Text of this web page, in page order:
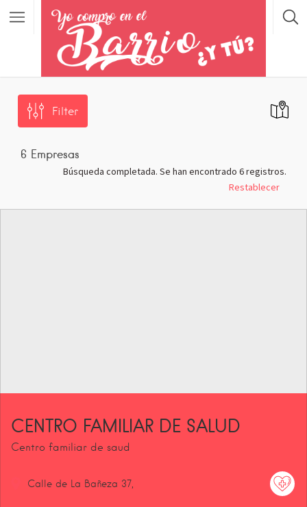
Filter
6 Empresas
Búsqueda completada. Se han encontrado 6 registros.
Restablecer
CENTRO FAMILIAR DE SALUD
Centro familiar de saud
Calle de La Bañeza 37